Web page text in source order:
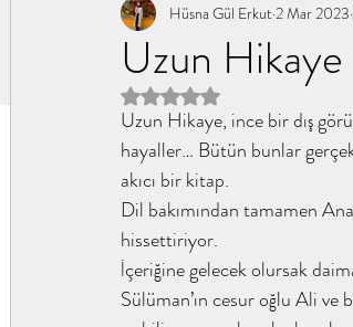
#ebusüfyan #sahabe #güncel
kitapanaliz, tahayyülakademi,
öğle uykusu ibrahim paşalı
#yusufunüçgömleği #abdullahyıldız #
Uzun Hikaye
Hüsna Gül Erkut 2 Mar 2023
5 üzerinden NaN yıldız
Uzun Hikaye, ince bir dış
hayaller… Bütün bunlar
akıcı bir kitap.
Dil bakımından tamamen
hissettiriyor.
İçeriğine gelecek olursak
Sülüman’ın cesur oğlu Ali